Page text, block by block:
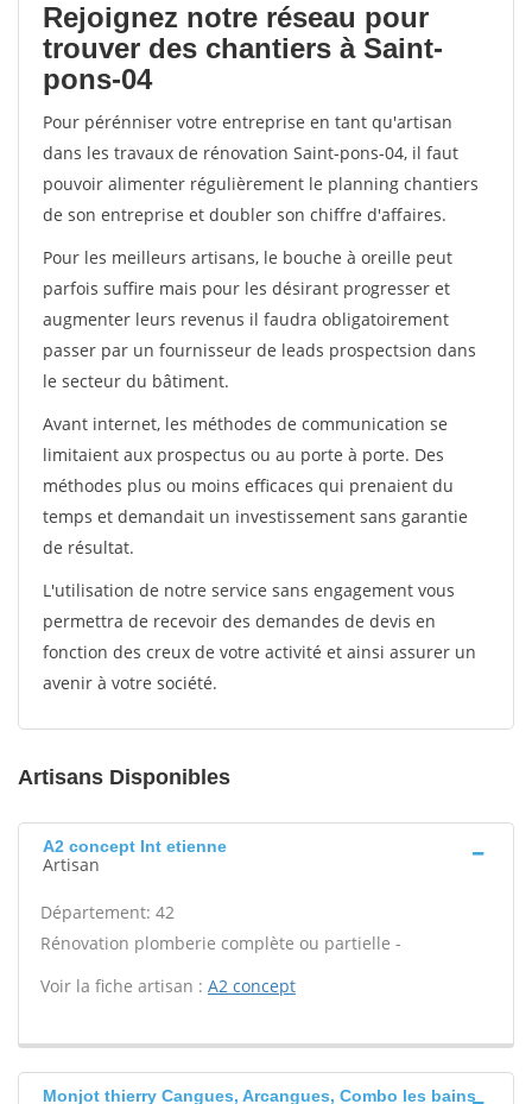
Rejoignez notre réseau pour
trouver des chantiers à Saint-
pons-04
Pour pérénniser votre entreprise en tant qu'artisan
dans les travaux de rénovation Saint-pons-04, il faut
pouvoir alimenter régulièrement le planning chantiers
de son entreprise et doubler son chiffre d'affaires.
Pour les meilleurs artisans, le bouche à oreille peut
parfois suffire mais pour les désirant progresser et
augmenter leurs revenus il faudra obligatoirement
passer par un fournisseur de leads prospectsion dans
le secteur du bâtiment.
Avant internet, les méthodes de communication se
limitaient aux prospectus ou au porte à porte. Des
méthodes plus ou moins efficaces qui prenaient du
temps et demandait un investissement sans garantie
de résultat.
L'utilisation de notre service sans engagement vous
permettra de recevoir des demandes de devis en
fonction des creux de votre activité et ainsi assurer un
avenir à votre société.
Artisans Disponibles
A2 concept Int etienne
Artisan
Département: 42
Rénovation plomberie complète ou partielle -
Voir la fiche artisan : A2 concept
Monjot thierry Cangues, Arcangues, Combo les bains